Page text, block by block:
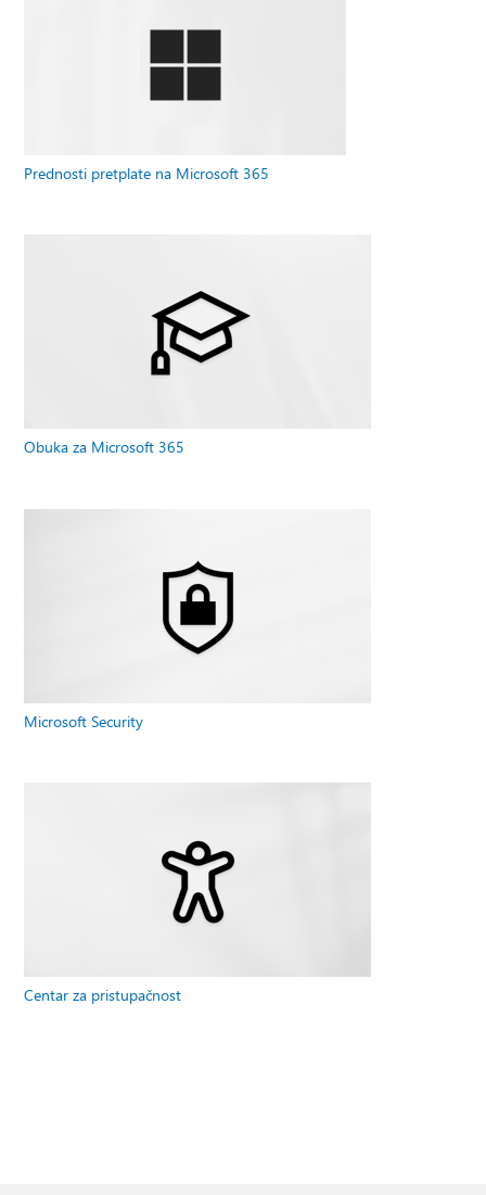
Prednosti pretplate na Microsoft 365
Obuka za Microsoft 365
Microsoft Security
Centar za pristupačnost